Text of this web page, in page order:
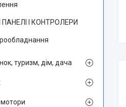
ПАНЕЛІ І КОНТРОЛЕРИ
туризм, дім, дача